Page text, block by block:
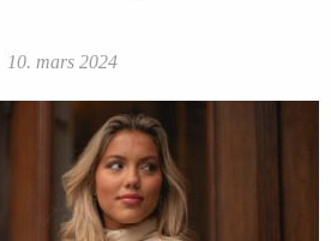
10. mars 2024